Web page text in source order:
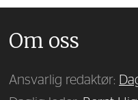
Om oss
Ansvarlig redaktør: